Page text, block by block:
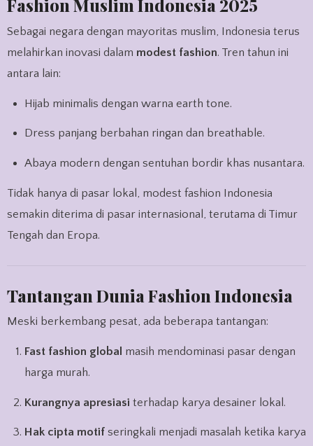
Fashion Muslim Indonesia 2025
Sebagai negara dengan mayoritas muslim, Indonesia terus
melahirkan inovasi dalam modest fashion. Tren tahun ini
antara lain:
Hijab minimalis dengan warna earth tone.
Dress panjang berbahan ringan dan breathable.
Abaya modern dengan sentuhan bordir khas nusantara.
Tidak hanya di pasar lokal, modest fashion Indonesia
semakin diterima di pasar internasional, terutama di Timur
Tengah dan Eropa.
Tantangan Dunia Fashion Indonesia
Meski berkembang pesat, ada beberapa tantangan:
Fast fashion global masih mendominasi pasar dengan
harga murah.
Kurangnya apresiasi terhadap karya desainer lokal.
Hak cipta motif seringkali menjadi masalah ketika karya